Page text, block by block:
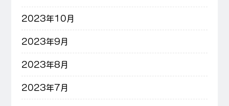
2023年10月
2023年9月
2023年8月
2023年7月